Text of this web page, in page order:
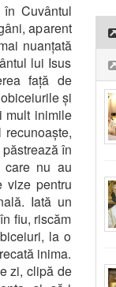
Cuvântul
aparent
nuanțată
lui Isus
față de
și
mult inimile
în
care nu au
vize pentru
Iată un
fiu, riscăm
la o
inima.
zi, clipă de